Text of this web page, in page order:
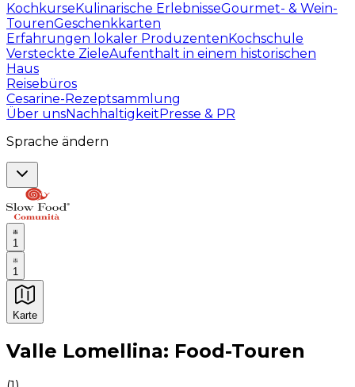
KochkurseKulinarische ErlebnisseGourmet- & Wein-
TourenGeschenkkarten
Erfahrungen lokaler ProduzentenKochschule
Versteckte ZieleAufenthalt in einem historischen
Haus
Reisebüros
Cesarine-Rezeptsammlung
Über unsNachhaltigkeitPresse & PR
Sprache ändern
1
1
Karte
Unvergessliche kulinarische Erlebnisse:
Valle Lomellina: Food-Touren